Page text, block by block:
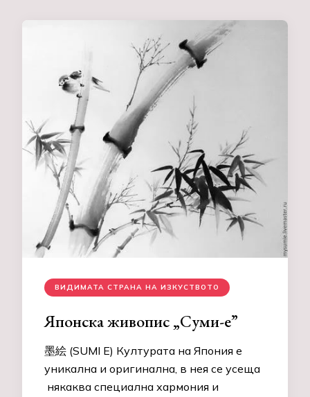
ВИДИМАТА СТРАНА НА ИЗКУСТВОТО
Японска живопис „Суми-е”
墨絵 (SUMI E) Културата на Япония е
уникална и оригинална, в нея се усеща
някаква специална хармония и